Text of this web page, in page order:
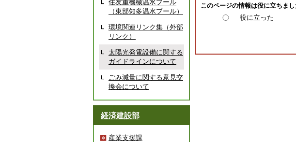
住友重機械温水プール
（東部知多温水プール）
環境関連リンク集（外部
リンク）
太陽光発電設備に関する
ガイドラインについて
ごみ減量に関する意見交
換会について
経済建設部
産業支援課
このページの情報は役に立ちまし
役に立った